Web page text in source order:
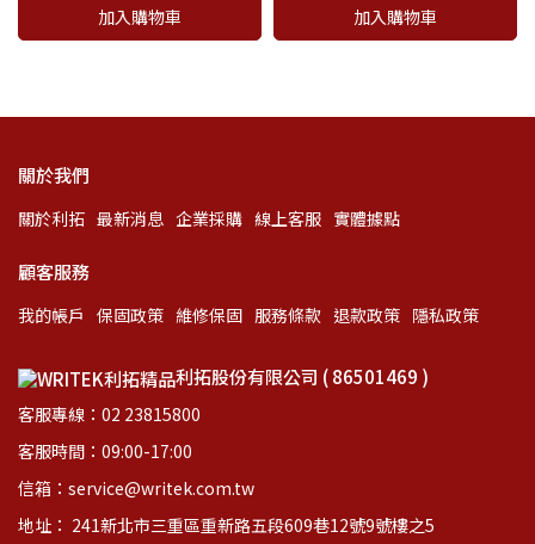
加入購物車 加入購物車
關於我們
關於利拓 最新消息 企業採購 線上客服 實體據點
顧客服務
我的帳戶 保固政策 維修保固 服務條款 退款政策 隱私政策
利拓股份有限公司 ( 86501469 )
客服專線：02 23815800
客服時間：09:00-17:00
信箱：service@writek.com.tw
地址： 241新北市三重區重新路五段609巷12號9號樓之5